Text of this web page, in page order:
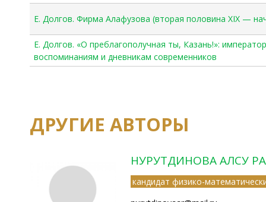
Е. Долгов. Фирма Алафузова (вторая половина XIX —
Е. Долгов. «О преблагополучная ты, Казань!»:
воспоминаниям и дневникам современников
р
ДРУГИЕ АВТОРЫ
НУРУТДИНОВА АЛСУ
кандидат физико-